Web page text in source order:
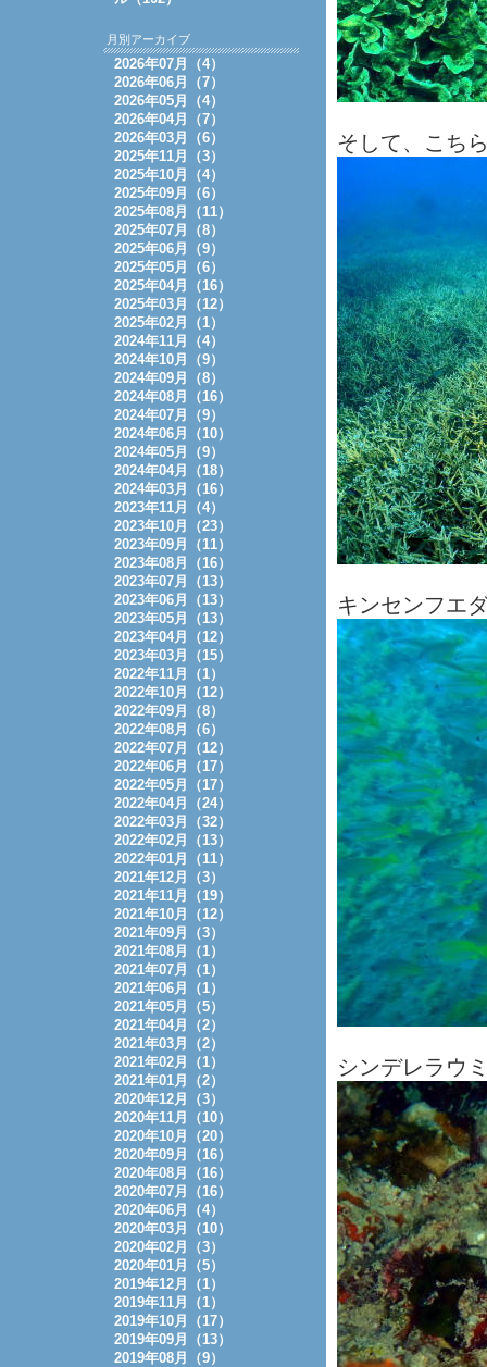
そして、こち
キンセンフエ
シンデレラウ
月別アーカイブ
2026年07月（4）
2026年06月（7）
2026年05月（4）
2026年04月（7）
2026年03月（6）
2025年11月（3）
2025年10月（4）
2025年09月（6）
2025年08月（11）
2025年07月（8）
2025年06月（9）
2025年05月（6）
2025年04月（16）
2025年03月（12）
2025年02月（1）
2024年11月（4）
2024年10月（9）
2024年09月（8）
2024年08月（16）
2024年07月（9）
2024年06月（10）
2024年05月（9）
2024年04月（18）
2024年03月（16）
2023年11月（4）
2023年10月（23）
2023年09月（11）
2023年08月（16）
2023年07月（13）
2023年06月（13）
2023年05月（13）
2023年04月（12）
2023年03月（15）
2022年11月（1）
2022年10月（12）
2022年09月（8）
2022年08月（6）
2022年07月（12）
2022年06月（17）
2022年05月（17）
2022年04月（24）
2022年03月（32）
2022年02月（13）
2022年01月（11）
2021年12月（3）
2021年11月（19）
2021年10月（12）
2021年09月（3）
2021年08月（1）
2021年07月（1）
2021年06月（1）
2021年05月（5）
2021年04月（2）
2021年03月（2）
2021年02月（1）
2021年01月（2）
2020年12月（3）
2020年11月（10）
2020年10月（20）
2020年09月（16）
2020年08月（16）
2020年07月（16）
2020年06月（4）
2020年03月（10）
2020年02月（3）
2020年01月（5）
2019年12月（1）
2019年11月（1）
2019年10月（17）
2019年09月（13）
2019年08月（9）